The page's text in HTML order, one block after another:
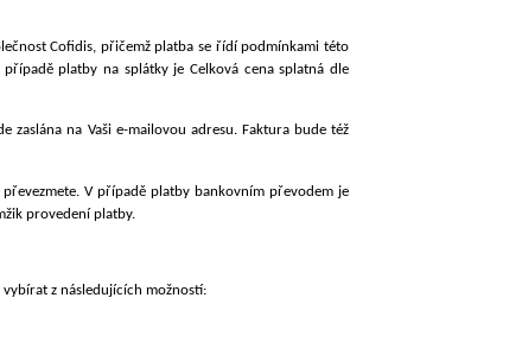
Cofidis, přičemž platba se řídí podmínkami této
případě platby na splátky je Celková cena splatná dle
zaslána na Vaši e-mailovou adresu.Faktura bude též
V případě platby bankovním převodem je
provedení platby.
vybírat z následujících možností: